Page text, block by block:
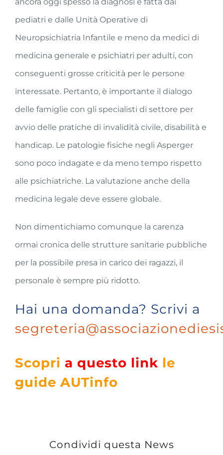
pediatri e dalle Unità Operative di
Neuropsichiatria Infantile e meno da medici di
medicina generale e psichiatri per adulti, con
conseguenti grosse criticità per le persone
interessate. Pertanto, è importante il dialogo
delle famiglie con gli specialisti di settore per
avvio delle pratiche di invalidità civile, disabilità e
handicap. Le patologie fisiche negli Asperger
sono poco indagate e da meno tempo rispetto
alle psichiatriche. La valutazione anche della
medicina legale deve essere globale.
Non dimentichiamo comunque la carenza
ormai cronica delle strutture sanitarie pubbliche
per la possibile presa in carico dei ragazzi, il
personale è sempre più ridotto.
Hai una domanda? Scrivi a
Scopri a questo link le
guide AUTinfo
Condividi questa News